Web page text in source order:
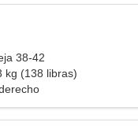
38-42
kg (138 libras)